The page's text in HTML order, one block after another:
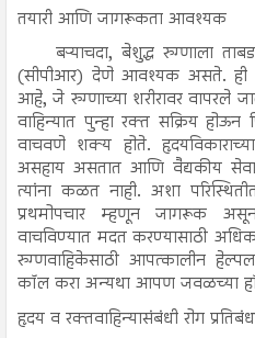
तयारी आणि जागरूकता आवश्यक
बऱ्याचदा, बेशुद्ध रुग्णाला
(सीपीआर) देणे आवश्यक असते. ही
आहे, जे रुग्णाच्या शरीरावर वापरले
वाहिन्यात पुन्हा रक्त सक्रिय होऊन
वाचवणे शक्य होते.
असहाय असतात आणि वैद्यकीय
त्यांना कळत नाही. अशा
प्रथमोपचार म्हणून जागरूक
वाचविण्यात मदत करण्यासाठी
रुग्णवाहिकेसाठी आपत्कालीन
कॉल करा अन्यथा आपण जवळच्या
हृदय व रक्तवाहिन्यासंबंधी रोग